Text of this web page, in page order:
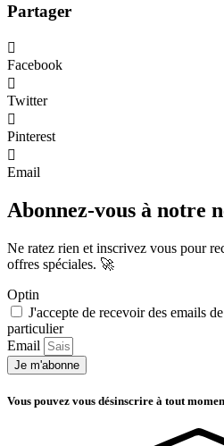
Partager
Facebook
Twitter
Pinterest
Email
Abonnez-vous à notre
Ne ratez rien et inscrivez vous pour
offres spéciales. 🚀​
Optin
J'accepte de recevoir des emails
particulier
Email
Je m'abonne
Vous pouvez vous désinscrire à tout